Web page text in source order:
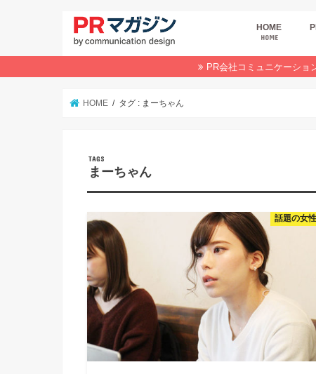
HOME
HOME
広
商
デ
イ
業
オ
PR会社コミュニケーショ
HOME タグ : まーちゃん
まーちゃん
話題の女